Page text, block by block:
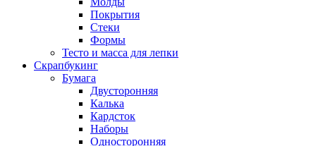
Покрытия
Стеки
Формы
Тесто и масса для лепки
Скрапбукинг
Бумага
Двусторонняя
Калька
Кардсток
Наборы
Односторонняя